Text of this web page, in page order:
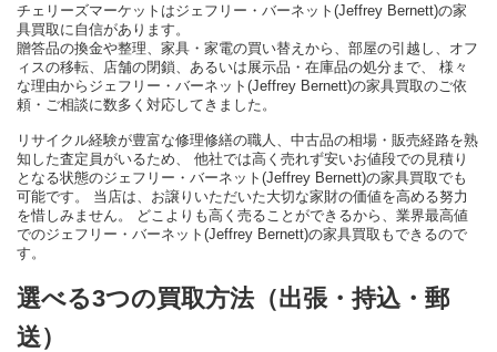
チェリーズマーケットはジェフリー・バーネット(Jeffrey Bernett)の家
具買取に自信があります。
贈答品の換金や整理、家具・家電の買い替えから、部屋の引越し、オフ
ィスの移転、店舗の閉鎖、あるいは展示品・在庫品の処分まで、 様々
な理由からジェフリー・バーネット(Jeffrey Bernett)の家具買取のご依
頼・ご相談に数多く対応してきました。
リサイクル経験が豊富な修理修繕の職人、中古品の相場・販売経路を熟
知した査定員がいるため、 他社では高く売れず安いお値段での見積り
となる状態のジェフリー・バーネット(Jeffrey Bernett)の家具買取でも
可能です。 当店は、お譲りいただいた大切な家財の価値を高める努力
を惜しみません。 どこよりも高く売ることができるから、業界最高値
でのジェフリー・バーネット(Jeffrey Bernett)の家具買取もできるので
す。
選べる3つの買取方法（出張・持込・郵
送）